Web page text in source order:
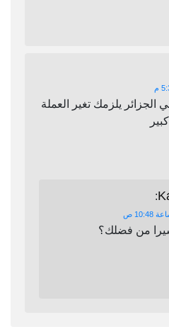
يلزمك تغير العملة
:
من فضلك؟